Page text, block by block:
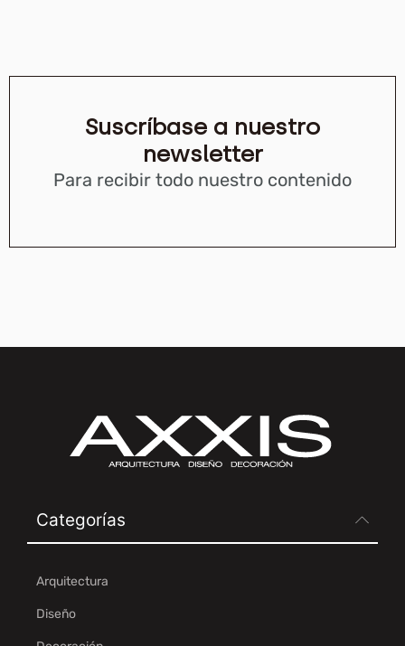
Suscríbase a nuestro
newsletter
Para recibir todo nuestro contenido
Categorías
Arquitectura
Diseño